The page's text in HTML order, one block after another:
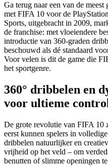
Ga terug naar een van de
met FIFA 10 voor de
Sports, uitgebracht in 2009,
de franchise: met vloeiendere
introductie van 360-graden
beschouwd als dé standaard
Voor velen is dit de game die
het sportgenre.
360° dribbelen en
voor ultieme
De grote revolutie van FIFA 10
eerst kunnen spelers in
dribbelen natuurlijker en
vrijheid op het veld – om
benutten of slimme openingen